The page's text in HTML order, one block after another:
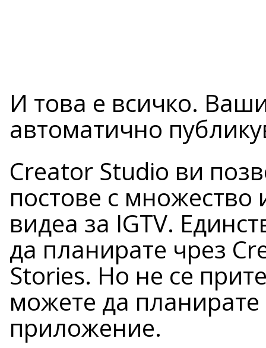
И това е всичко.
автоматично
Creator Studio ви
постове с
видеа за IGTV.
да планирате чрез
Stories. Но не се
можете да
приложение.